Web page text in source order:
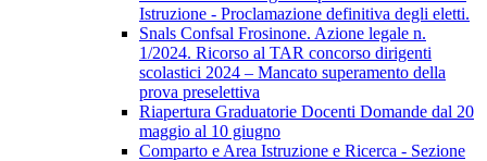
Istruzione - Proclamazione definitiva degli eletti.
Snals Confsal Frosinone. Azione legale n.
1/2024. Ricorso al TAR concorso dirigenti
scolastici 2024 – Mancato superamento della
prova preselettiva
Riapertura Graduatorie Docenti Domande dal 20
maggio al 10 giugno
Comparto e Area Istruzione e Ricerca - Sezione